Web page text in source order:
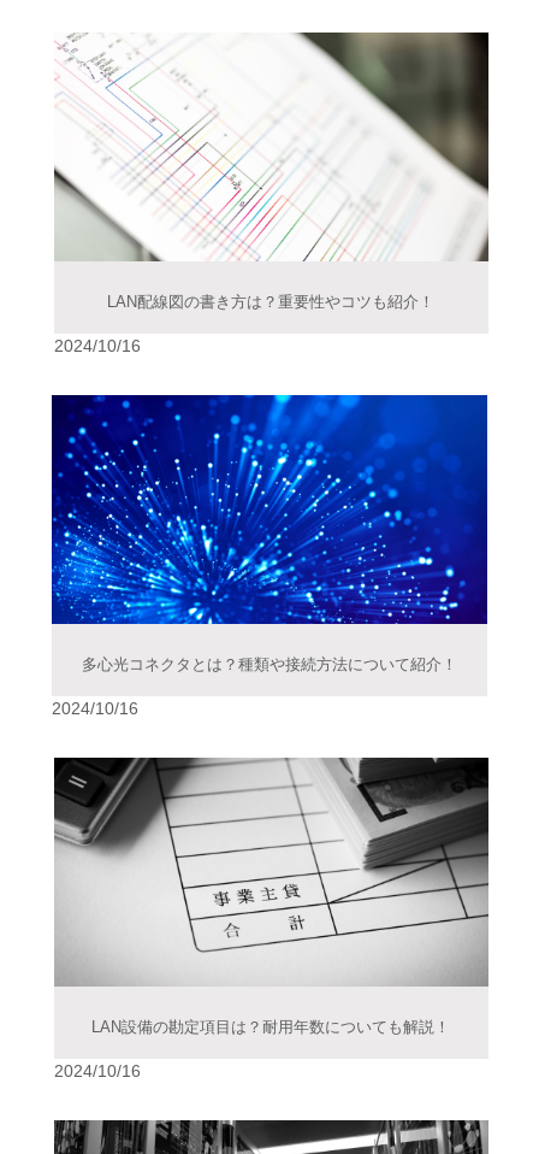
LAN配線図の書き方は？重要性やコツも紹介！
2024/10/16
多心光コネクタとは？種類や接続方法について紹介！
2024/10/16
LAN設備の勘定項目は？耐用年数についても解説！
2024/10/16